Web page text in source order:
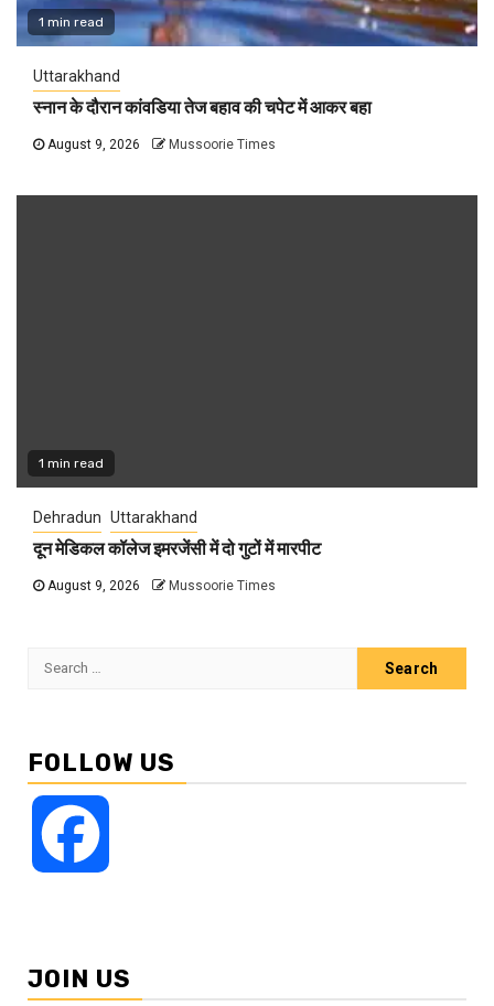
1 min read
Uttarakhand
स्नान के दौरान कांवडिया तेज बहाव की चपेट में आकर बहा
August 9, 2026 Mussoorie Times
1 min read
Dehradun Uttarakhand
दून मेडिकल कॉलेज इमरजेंसी में दो गुटों में मारपीट
August 9, 2026 Mussoorie Times
Search
FOLLOW US
JOIN US